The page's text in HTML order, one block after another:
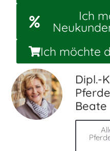
Ich
Ich möchte
Dipl.-